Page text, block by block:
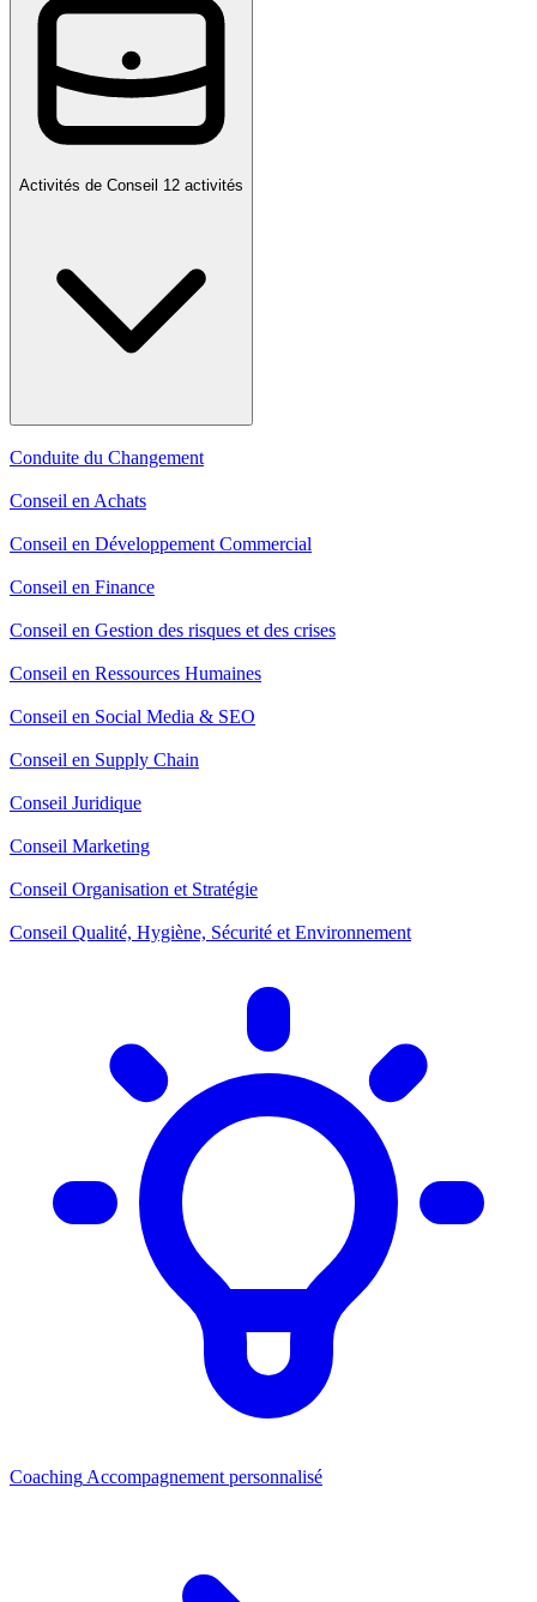
Activités de Conseil 12 activités
Conduite du Changement
Conseil en Achats
Conseil en Développement Commercial
Conseil en Finance
Conseil en Gestion des risques et des crises
Conseil en Ressources Humaines
Conseil en Social Media & SEO
Conseil en Supply Chain
Conseil Juridique
Conseil Marketing
Conseil Organisation et Stratégie
Conseil Qualité, Hygiène, Sécurité et Environnement
Coaching Accompagnement personnalisé